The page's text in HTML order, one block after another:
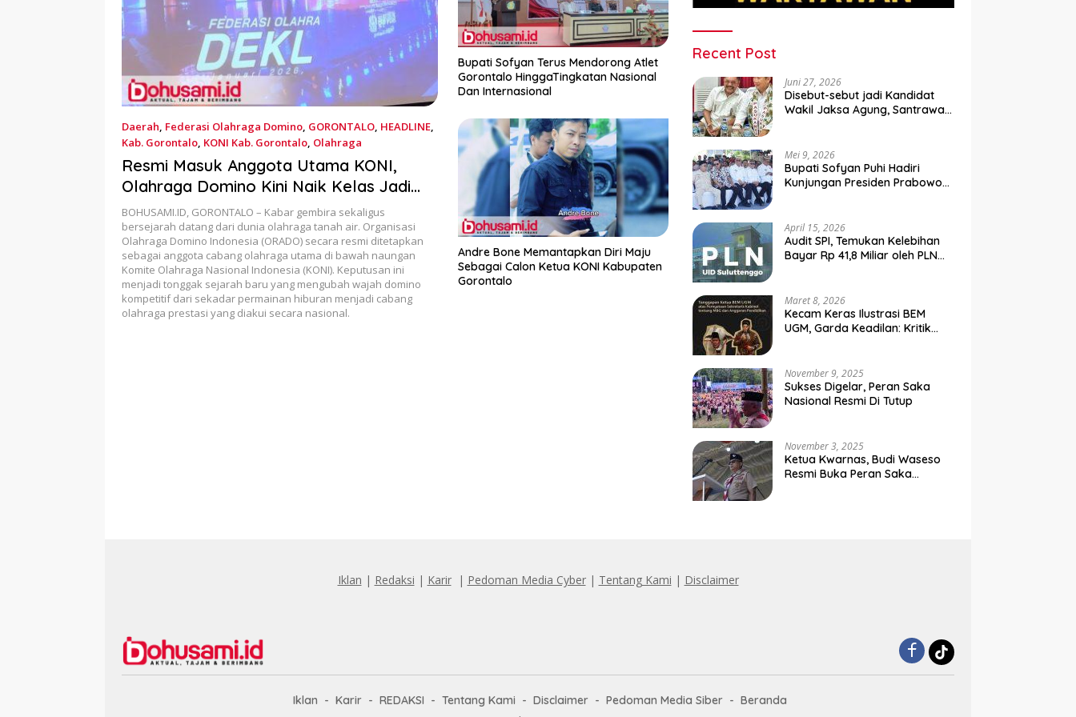
Daerah, Federasi Olahraga Domino, GORONTALO, HEADLINE,
Kab. Gorontalo, KONI Kab. Gorontalo, Olahraga
Mei 21, 2026
Resmi Masuk Anggota Utama KONI,
Olahraga Domino Kini Naik Kelas Jadi
Cabor Prestasi Nasional
BOHUSAMI.ID, GORONTALO – Kabar gembira sekaligus
bersejarah datang dari dunia olahraga tanah air. Organisasi
Olahraga Domino Indonesia (ORADO) secara resmi ditetapkan
sebagai anggota cabang olahraga utama di bawah naungan
Komite Olahraga Nasional Indonesia (KONI). Keputusan ini
menjadi tonggak sejarah baru yang mengubah wajah domino
kompetitif dari sekadar permainan hiburan menjadi cabang
olahraga prestasi yang diakui secara nasional.
Bupati Sofyan Terus Mendorong Atlet
Gorontalo HinggaTingkatan Nasional
Dan Internasional
Andre Bone Memantapkan Diri Maju
Sebagai Calon Ketua KONI Kabupaten
Gorontalo
Recent Post
Juni 27, 2026
Disebut-sebut jadi Kandidat
Wakil Jaksa Agung, Santrawan
Mei 9, 2026
Bupati Sofyan Puhi Hadiri
Kunjungan Presiden Prabowo
April 15, 2026
Audit SPI, Temukan Kelebihan
Bayar Rp 41,8 Miliar oleh PLN
Maret 8, 2026
Kecam Keras Ilustrasi BEM
UGM, Garda Keadilan: Kritik
Negara
November 9, 2025
Sukses Digelar, Peran Saka
Nasional Resmi Di Tutup
November 3, 2025
Ketua Kwarnas, Budi Waseso
Resmi Buka Peran Saka
Iklan | Redaksi | Karir| Pedoman Media Cyber| Tentang Kami | Disclaimer
Iklan Karir REDAKSI Tentang Kami Disclaimer Pedoman Media Siber
Beranda